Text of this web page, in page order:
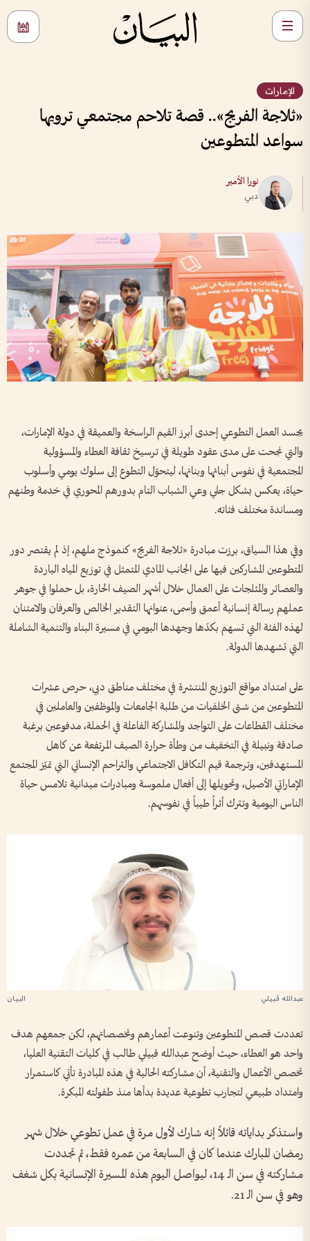
الإمارات
«ثلاجة الفريج».. قصة تلاحم مجتمعي ترويها
سواعد المتطوعين
نورا الأمير
دبي
يجسد العمل التطوعي إحدى أبرز القيم الراسخة والعميقة في دولة الإمارات،
والتي نجحت على مدى عقود طويلة في ترسيخ ثقافة العطاء والمسؤولية
المجتمعية في نفوس أبنائها وبناتها، ليتحوّل التطوع إلى سلوك يومي وأسلوب
حياة، يعكس بشكل جلي وعي الشباب التام بدورهم المحوري في خدمة وطنهم
ومساندة مختلف فئاته.
وفي هذا السياق، برزت مبادرة «ثلاجة الفريج» كنموذج ملهم، إذ لم يقتصر دور
المتطوعين المشاركين فيها على الجانب المادي المتمثل في توزيع المياه الباردة
والعصائر والمثلجات على العمال خلال أشهر الصيف الحارة، بل حملوا في جوهر
عملهم رسالة إنسانية أعمق وأسمى، عنوانها التقدير الخالص والعرفان والامتنان
لهذه الفئة التي تسهم بكدّها وجهدها اليومي في مسيرة البناء والتنمية الشاملة
التي تشهدها الدولة.
على امتداد مواقع التوزيع المنتشرة في مختلف مناطق دبي، حرص عشرات
المتطوعين من شتى الخلفيات من طلبة الجامعات والموظفين والعاملين في
مختلف القطاعات على التواجد والمشاركة الفاعلة في الحملة، مدفوعين برغبة
صادقة ونبيلة في التخفيف من وطأة حرارة الصيف المرتفعة عن كاهل
المستهدفين، وترجمة قيم التكافل الاجتماعي والتراحم الإنساني التي تميّز المجتمع
الإماراتي الأصيل، وتحويلها إلى أفعال ملموسة ومبادرات ميدانية تلامس حياة
الناس اليومية وتترك أثراً طيباً في نفوسهم.
عبدالله قبيلي
تعددت قصص المتطوعين وتنوعت أعمارهم وتخصصاتهم، لكن جمعهم هدف
واحد هو العطاء، حيث أوضح عبدالله قبيلي طالب في كليات التقنية العليا،
تخصص الأعمال والتقنية، أن مشاركته الحالية في هذه المبادرة تأتي كاستمرار
وامتداد طبيعي لتجارب تطوعية عديدة بدأها منذ طفولته المبكرة.
واستذكر بداياته قائلاً إنه شارك لأول مرة في عمل تطوعي خلال شهر
رمضان المبارك عندما كان في السابعة من عمره فقط، ثم تجددت
مشاركته في سن الـ 14، ليواصل اليوم هذه المسيرة الإنسانية بكل شغف
وهو في سن الـ 21.